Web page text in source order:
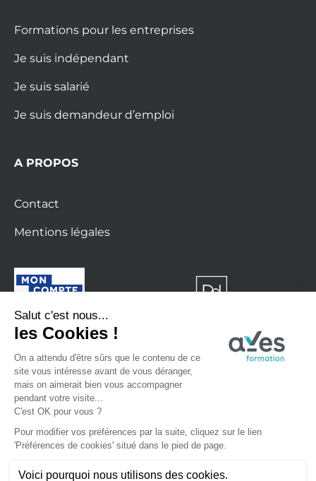
Formations pour les entreprises
Je suis indépendant
Je suis salarié
Je suis demandeur d’emploi
A PROPOS
Contact
Mentions légales
Formation finançable avec le CPF
La certification qualité a été délivrée au titre
de la catégorie d’action suivante : Action de
formation